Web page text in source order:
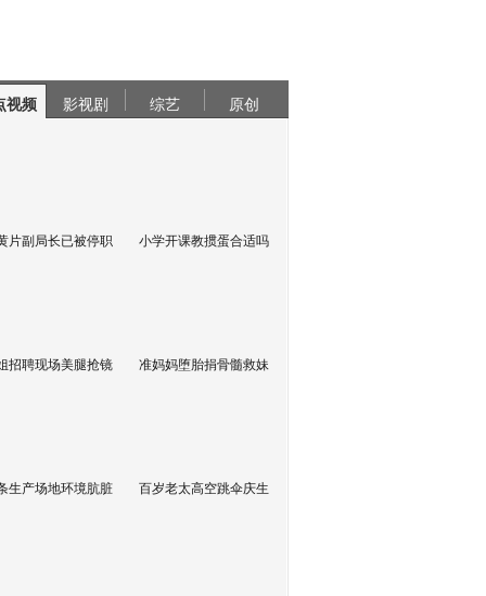
视频 影视剧 综艺 原创
片副局长已被停职 小学开课教掼蛋合适吗
招聘现场美腿抢镜 准妈妈堕胎捐骨髓救妹
生产场地环境肮脏 百岁老太高空跳伞庆生